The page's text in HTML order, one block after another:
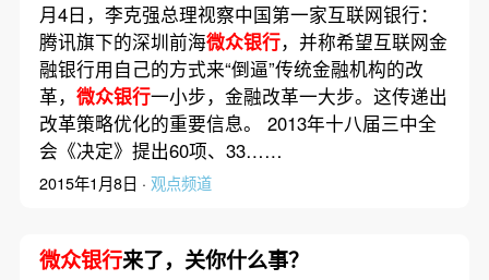
月4日，李克强总理视察中国第一家互联网银行：
腾讯旗下的深圳前海微众银行，并称希望互联网金
融银行用自己的方式来“倒逼”传统金融机构的改
革， 微众银行一小步，金融改革一大步。这传递出
改革策略优化的重要信息。 2013年十八届三中全
会《决定》提出60项、33……
2015年1月8日 · 观点频道
微众银行来了，关你什么事？